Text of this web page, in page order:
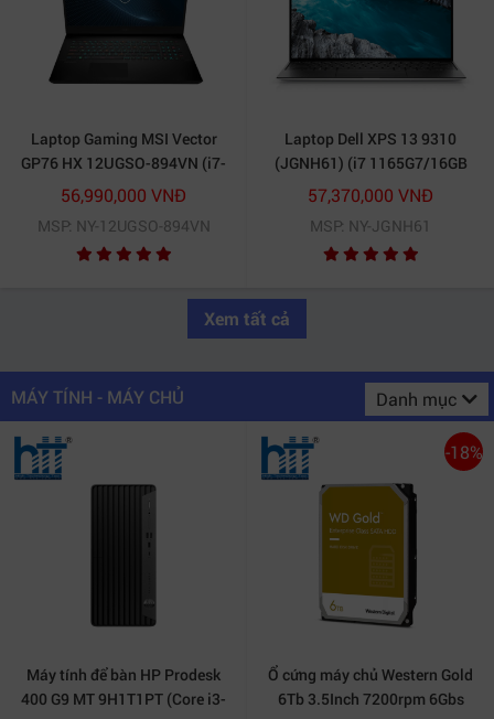
Laptop Gaming MSI Vector
GP76 HX 12UGSO-894VN (i7-
12700H | 32GB | 1TB | RTX
3070Ti | 17.3 inch QHD |
Windows 11 | Black)
56,990,000 VNĐ
MSP: NY-12UGSO-894VN
Laptop Dell XPS 13 9310
(JGNH61) (i7 1165G7/16GB
RAM/512GBSSD/13.4 inch
UHD Touch/Bút cảm ứng/Win
10/Bạc) (2020)
57,370,000 VNĐ
MSP: NY-JGNH61
Xem tất cả
MÁY TÍNH - MÁY CHỦ Danh mục
Máy tính để bàn HP Prodesk
400 G9 MT 9H1T1PT (Core i3-
-18%
Ổ cứng máy chủ Western Gold
6Tb 3.5Inch 7200rpm 6Gbs